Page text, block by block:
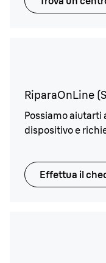
RiparaOnLine
Possiamo aiutarti
dispositivo e
Effettua il